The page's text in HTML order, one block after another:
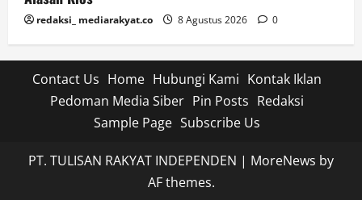
redaksi_ mediarakyat.co 8 Agustus 2026 0
Contact Us Home Hubungi Kami Kontak Iklan
Pedoman Media Siber Pin Posts Redaksi
Sample Page Subscribe Us
PT. TULISAN RAKYAT INDEPENDEN | MoreNews by
AF themes.